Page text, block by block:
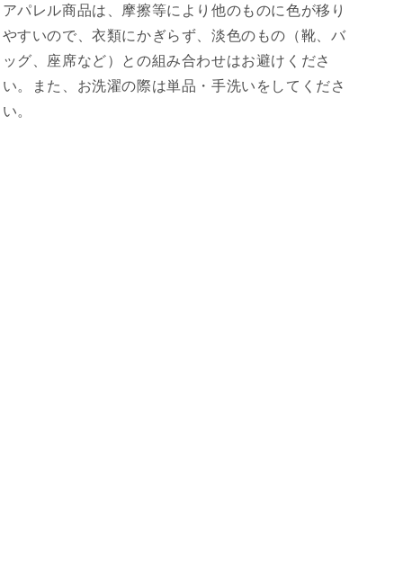
アパレル商品は、摩擦等により他のものに色が移り
やすいので、衣類にかぎらず、淡色のもの（靴、バ
ッグ、座席など）との組み合わせはお避けくださ
い。また、お洗濯の際は単品・手洗いをしてくださ
い。